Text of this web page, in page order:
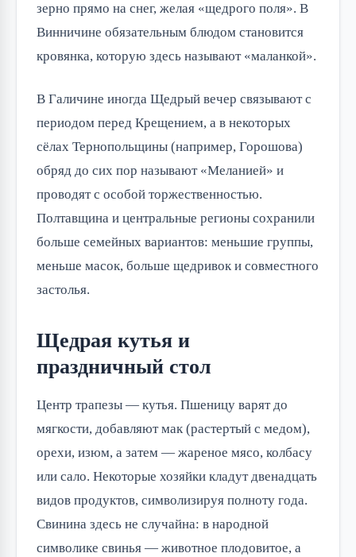
зерно прямо на снег, желая «щедрого поля». В
Винничине обязательным блюдом становится
кровянка, которую здесь называют «маланкой».
В Галичине иногда Щедрый вечер связывают с
периодом перед Крещением, а в некоторых
сёлах Тернопольщины (например, Горошова)
обряд до сих пор называют «Меланией» и
проводят с особой торжественностью.
Полтавщина и центральные регионы сохранили
больше семейных вариантов: меньшие группы,
меньше масок, больше щедривок и совместного
застолья.
Щедрая кутья и
праздничный стол
Центр трапезы — кутья. Пшеницу варят до
мягкости, добавляют мак (растертый с медом),
орехи, изюм, а затем — жареное мясо, колбасу
или сало. Некоторые хозяйки кладут двенадцать
видов продуктов, символизируя полноту года.
Свинина здесь не случайна: в народной
символике свинья — животное плодовитое, а